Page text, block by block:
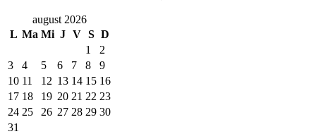
august 2026
L Ma Mi J V S D
1
2
3
4 5 6 7 8
9
10 11 12 13 14 15 16
17 18 19 20 21 22 23
24 25 26 27 28 29 30
31